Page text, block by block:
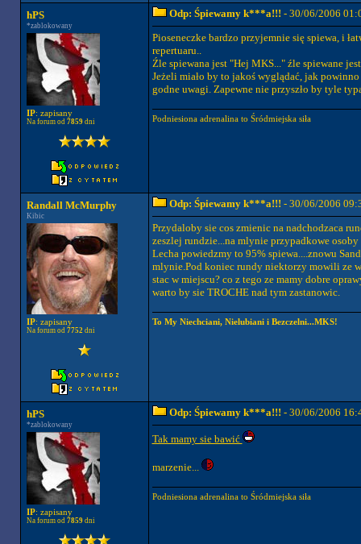
hPS
*zablokowany
IP: zapisany
Na forum od 7859dni
Odp: Śpiewamy k***a!!! - 30/06/2006
Pioseneczke bardzo przyjemnie się spiewa, i
repertuaru..
Źle spiewana jest "Hej MKS..." źle spiewane
Jeżeli miało by to jakoś wyglądać, jak
godne uwagi. Zapewne nie przyszło by tyle
Podniesiona adrenalina to Śródmiejska siła
Randall McMurphy
Kibic
IP: zapisany
Na forum od 7752dni
Odp: Śpiewamy k***a!!! - 30/06/2006
Przydaloby sie cos zmienic na nadchodzaca
zeszlej rundzie...na mlynie przypadkowe
Lecha powiedzmy to 95% spiewa....znowu
mlynie.Pod koniec rundy niektorzy mowili ze
stac w miejscu? co z tego ze mamy dobre
warto by sie TROCHE nad tym zastanowic.
To My Niechciani, Nielubiani i Bezczelni...MKS!
hPS
*zablokowany
IP: zapisany
Na forum od 7859dni
Odp: Śpiewamy k***a!!! - 30/06/2006
Tak mamy sie bawić
marzenie...
Podniesiona adrenalina to Śródmiejska siła